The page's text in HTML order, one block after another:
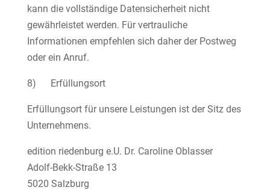
kann die vollständige Datensicherheit nicht
gewährleistet werden. Für vertrauliche
Informationen empfehlen sich daher der Postweg
oder ein Anruf.
8) Erfüllungsort
Erfüllungsort für unsere Leistungen ist der Sitz des
Unternehmens.
edition riedenburg e.U. Dr. Caroline Oblasser
Adolf-Bekk-Straße 13
5020 Salzburg